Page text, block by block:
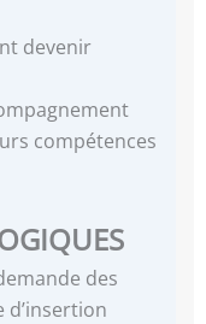
devenir
compétences
des
d’insertion